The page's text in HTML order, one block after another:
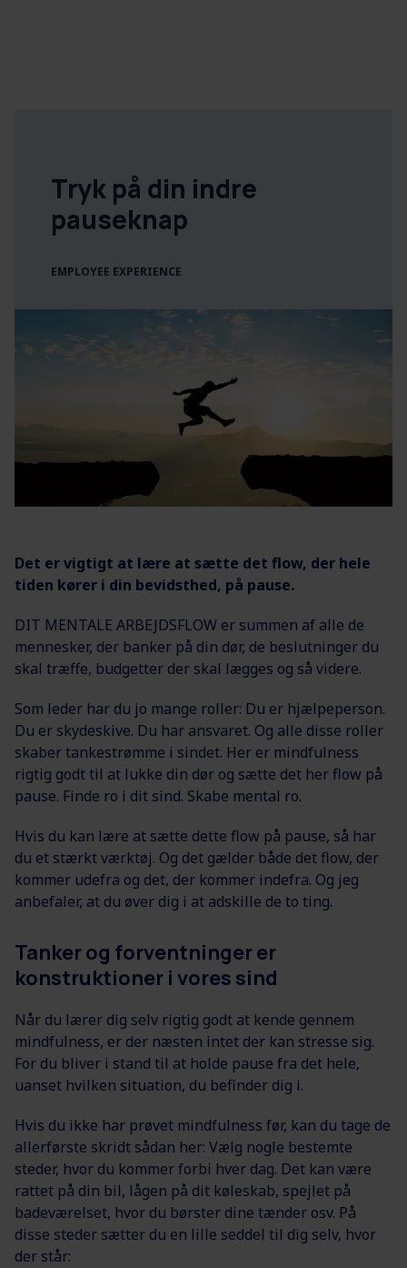
Tryk på din indre
pauseknap
EMPLOYEE EXPERIENCE
Det er vigtigt at lære at sætte det flow, der hele
tiden kører i din bevidsthed, på pause.
DIT MENTALE ARBEJDSFLOW er summen af alle de
mennesker, der banker på din dør, de beslutninger du
skal træffe, budgetter der skal lægges og så videre.
Som leder har du jo mange roller: Du er hjælpeperson.
Du er skydeskive. Du har ansvaret. Og alle disse roller
skaber tankestrømme i sindet. Her er mindfulness
rigtig godt til at lukke din dør og sætte det her flow på
pause. Finde ro i dit sind. Skabe mental ro.
Hvis du kan lære at sætte dette flow på pause, så har
du et stærkt værktøj. Og det gælder både det flow, der
kommer udefra og det, der kommer indefra. Og jeg
anbefaler, at du øver dig i at adskille de to ting.
Tanker og forventninger er
konstruktioner i vores sind
Når du lærer dig selv rigtig godt at kende gennem
mindfulness, er der næsten intet der kan stresse sig.
For du bliver i stand til at holde pause fra det hele,
uanset hvilken situation, du befinder dig i.
Hvis du ikke har prøvet mindfulness før, kan du tage de
allerførste skridt sådan her: Vælg nogle bestemte
steder, hvor du kommer forbi hver dag. Det kan være
rattet på din bil, lågen på dit køleskab, spejlet på
badeværelset, hvor du børster dine tænder osv. På
disse steder sætter du en lille seddel til dig selv, hvor
der står: